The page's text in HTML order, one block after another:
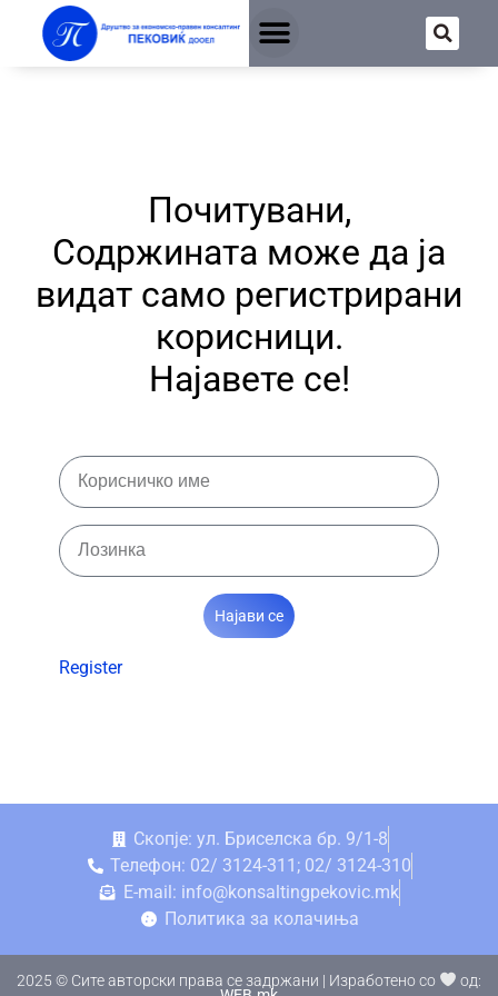
Почитувани,
Содржината може да ја
видат само регистрирани
корисници.
Најавете се!
Најави се
Register
Скопје: ул. Бриселска бр. 9/1-8
Телефон: 02/ 3124-311; 02/ 3124-310
E-mail: info@konsaltingpekovic.mk
Политика за колачиња
2025 © Сите авторски права се задржани | Изработено со
од: